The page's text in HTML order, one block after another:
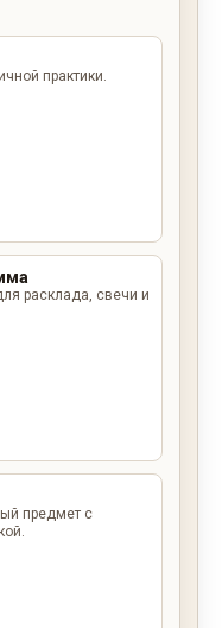
практики.
расклада, свечи и
предмет с